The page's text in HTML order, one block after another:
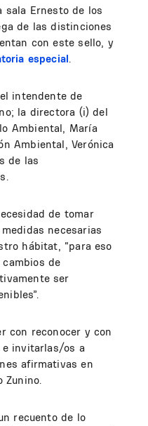
sala Ernesto de los
de las distinciones
con este sello, y
especial.
intendente de
la directora (i) del
Ambiental, María
Ambiental, Verónica
de las
de tomar
necesarias
hábitat, “para eso
de
ser
con reconocer y con
invitarlas/os a
afirmativas en
Zunino.
recuento de lo